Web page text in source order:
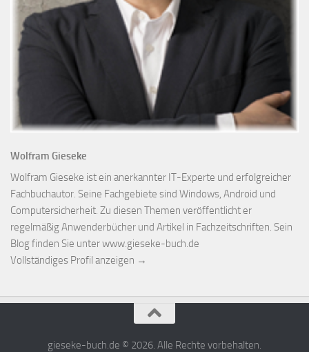
Wolfram Gieseke
Wolfram Gieseke ist ein anerkannter IT-Experte und erfolgreicher
Fachbuchautor. Seine Fachgebiete sind Windows, Android und
Computersicherheit. Zu diesen Themen veröffentlicht er
regelmäßig Anwenderbücher und Artikel in Fachzeitschriften. Sein
Blog finden Sie unter www.gieseke-buch.de
Vollständiges Profil anzeigen →
gieseke-buch.de © 2026. Alle Rechte vorbehalten.